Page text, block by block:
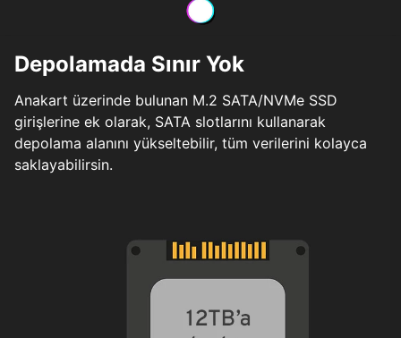
Depolamada Sınır Yok
Anakart üzerinde bulunan M.2 SATA/NVMe SSD
girişlerine ek olarak, SATA slotlarını kullanarak
depolama alanını yükseltebilir, tüm verilerini kolayca
saklayabilirsin.